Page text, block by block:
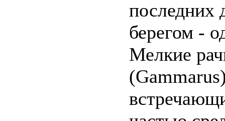
последних
берегом -
Мелкие